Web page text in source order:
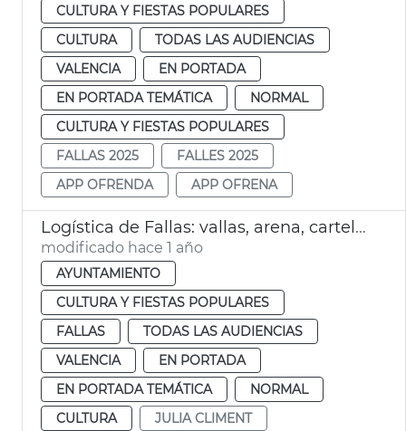
CULTURA Y FIESTAS POPULARES
CULTURA
TODAS LAS AUDIENCIAS
VALENCIA
EN PORTADA
EN PORTADA TEMÁTICA
NORMAL
CULTURA Y FIESTAS POPULARES
FALLAS 2025
FALLES 2025
APP OFRENDA
APP OFRENA
Logística de Fallas: vallas, arena, carteles
modificado hace 1 año
AYUNTAMIENTO
CULTURA Y FIESTAS POPULARES
FALLAS
TODAS LAS AUDIENCIAS
VALENCIA
EN PORTADA
EN PORTADA TEMÁTICA
NORMAL
CULTURA
JULIA CLIMENT